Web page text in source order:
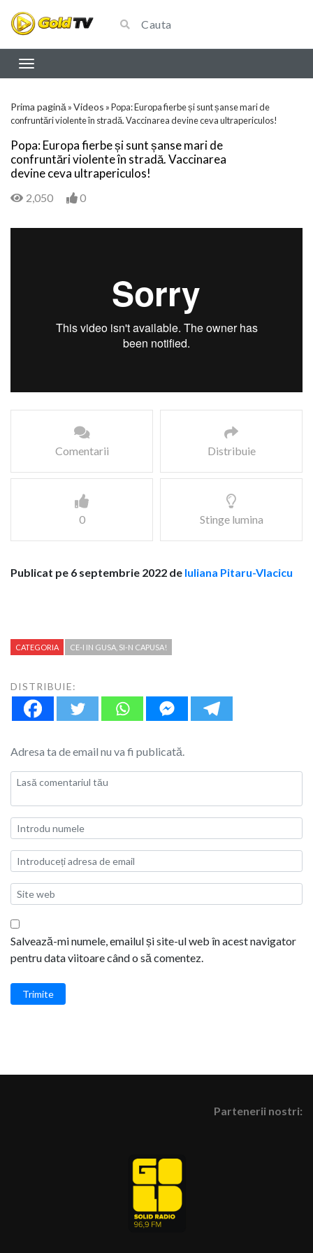
Prima pagină »Videos »Popa: Europa fierbe și sunt șanse mari de
confruntări violente în stradă. Vaccinarea devine ceva ultrapericulos!
Popa: Europa fierbe și sunt șanse mari de
confruntări violente în stradă. Vaccinarea
devine ceva ultrapericulos!
2,050 0
Comentarii Distribuie
0 Stinge lumina
Publicat pe 6 septembrie 2022 de Iuliana Pitaru-Vlacicu
CATEGORIA CE-I IN GUSA, SI-N CAPUSA!
DISTRIBUIE:
Adresa ta de email nu va fi publicată.
Salvează-mi numele, emailul și site-ul web în acest navigator
pentru data viitoare când o să comentez.
Trimite
Partenerii nostri: